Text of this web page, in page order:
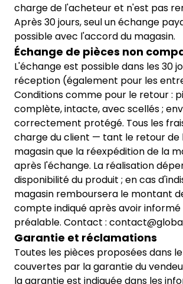
charge de l'acheteur et n'est pas
Après 30 jours, seul un échange
possible avec l'accord du magasin.
Échange de pièces non
L'échange est possible dans les 30
réception (également pour les
Conditions comme pour le retour :
complète, intacte, avec scellés ;
correctement protégé. Tous les
charge du client — tant le retour de
magasin que la réexpédition de la
après l'échange. La réalisation
disponibilité du produit ; en cas
magasin remboursera le montant
compte indiqué après avoir
préalable. Contact :
Garantie et réclamations
Toutes les pièces proposées dans
couvertes par la garantie du
la garantie est indiquée dans les